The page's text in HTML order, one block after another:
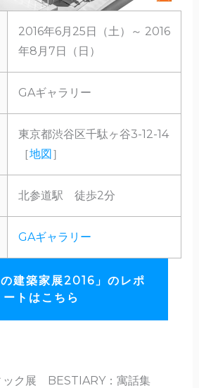
2016年6月25日（土）～ 2016
年8月7日（日）
GAギャラリー
東京都渋谷区千駄ヶ谷3-12-14
［地図］
北参道駅 徒歩2分
GAギャラリー
の建築家展2016」のレポ
ートはこちら
ック展 BESTIARY：寓話集